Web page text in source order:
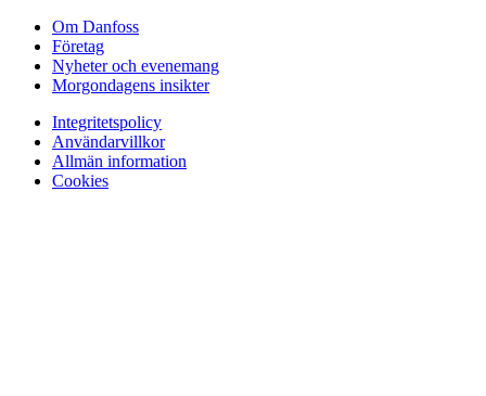
Om Danfoss
Företag
Nyheter och evenemang
Morgondagens insikter
Integritetspolicy
Användarvillkor
Allmän information
Cookies